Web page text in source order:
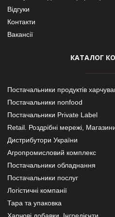
Відгуки
Контакти
Вакансії
КАТАЛОГ
Постачальники продуктів
Постачальники nonfood
Постачальники Private Label
Retail. Роздрібні мережі,
Дистрибутори України
Агропромисловий комплекс
Постачальники обладнання
Постачальники послуг
Логістичні компанії
Тара та упаковка
Харчові добавки. Інгредієнти.